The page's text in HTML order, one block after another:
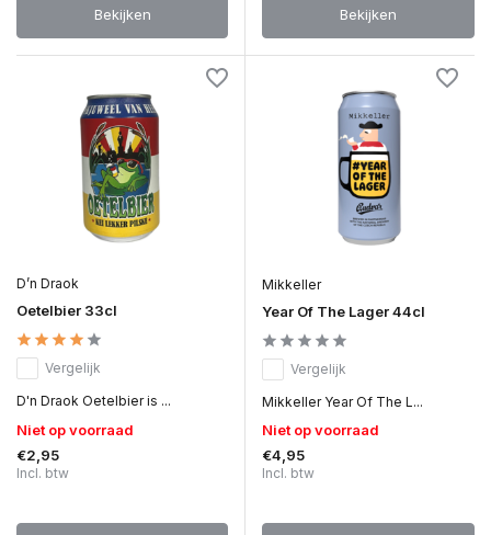
Bekijken Bekijken
D’n Draok
Oetelbier 33cl
Vergelijk
D'n Draok Oetelbier is ...
Niet op voorraad
€2,95
Incl. btw
Mikkeller
Year Of The Lager 44cl
Vergelijk
Mikkeller Year Of The L...
Niet op voorraad
€4,95
Incl. btw